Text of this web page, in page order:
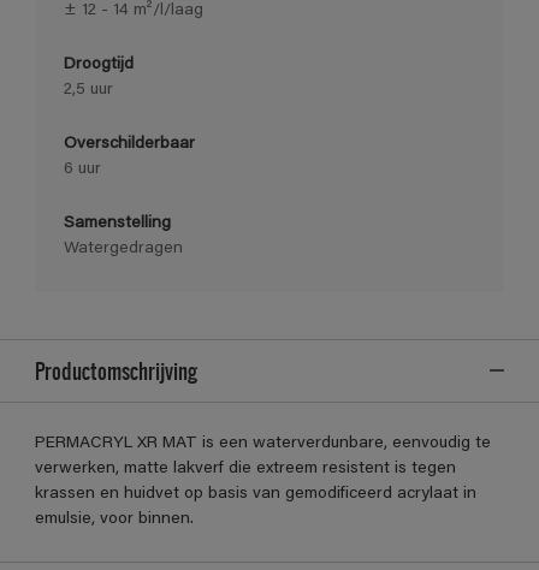
± 12 - 14 m²/l/laag
Droogtijd
2,5 uur
Overschilderbaar
6 uur
Samenstelling
Watergedragen
Productomschrijving
PERMACRYL XR MAT is een waterverdunbare, eenvoudig te
verwerken, matte lakverf die extreem resistent is tegen
krassen en huidvet op basis van gemodificeerd acrylaat in
emulsie, voor binnen.